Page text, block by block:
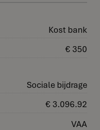
Kost bank
€ 350
Sociale bijdrage
€ 3.096.92
VAA